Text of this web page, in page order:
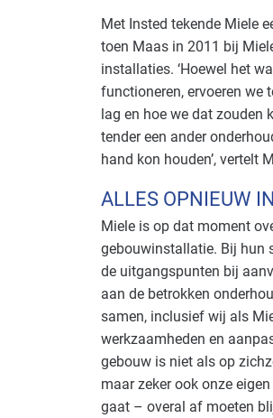
Met Insted tekende Miele
toen Maas in 2011 bij
installaties. ‘Hoewel het
functioneren, ervoeren we
lag en hoe we dat zouden
tender een ander
hand kon houden’, vertelt
ALLES OPNIEUW
Miele is op dat moment
gebouwinstallatie. Bij hun
de uitgangspunten bij
aan de betrokken
samen, inclusief wij als
werkzaamheden en
gebouw is niet als op
maar zeker ook onze
gaat – overal af moeten